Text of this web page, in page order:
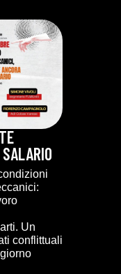
Un
conflittuali